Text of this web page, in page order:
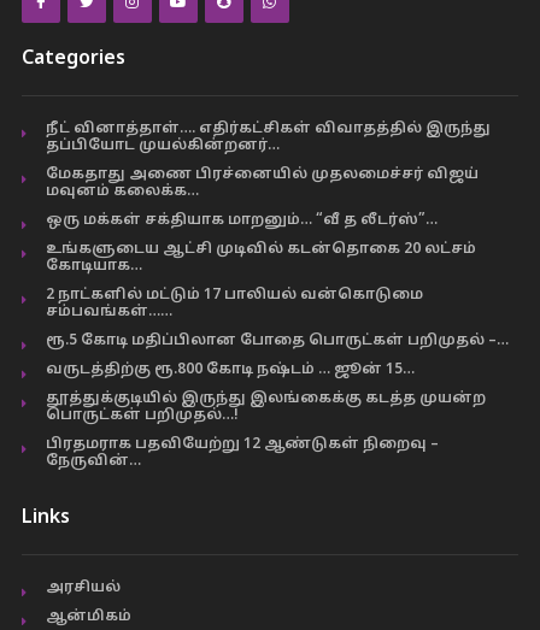
Categories
நீட் வினாத்தாள்…. எதிர்கட்சிகள் விவாதத்தில் இருந்து
தப்பியோட முயல்கின்றனர்…
மேகதாது அணை பிரச்னையில் முதலமைச்சர் விஜய்
மவுனம் கலைக்க…
ஒரு மக்கள் சக்தியாக மாறனும்… “வீ த லீடர்ஸ்”…
உங்களுடைய ஆட்சி முடிவில் கடன்தொகை 20 லட்சம்
கோடியாக…
2 நாட்களில் மட்டும் 17 பாலியல் வன்கொடுமை
சம்பவங்கள்……
ரூ.5 கோடி மதிப்பிலான போதை பொருட்கள் பறிமுதல் –…
வருடத்திற்கு ரூ.800 கோடி நஷ்டம் … ஜூன் 15…
தூத்துக்குடியில் இருந்து இலங்கைக்கு கடத்த முயன்ற
பொருட்கள் பறிமுதல்…!
பிரதமராக பதவியேற்று 12 ஆண்டுகள் நிறைவு –
நேருவின்…
Links
அரசியல்
ஆன்மிகம்